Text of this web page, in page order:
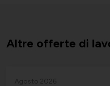
Altre offerte di
Agosto 2026
Affari generali